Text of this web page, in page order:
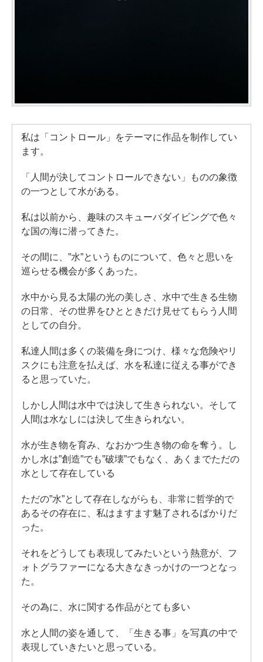
私は「コントロール」をテーマに作品を制作してい
ます。
「人間が決してコントロールできない」ものの象徴
の一つとして水がある。
私は以前から、趣味のスキューバダイビングで色々
な国の海に潜ってきた。
その間に、”水”というものについて、色々と思いを
巡らせる機会が多くあった。
水中から見る太陽の光の美しさ、水中で生きる生物
の日常、その世界をひとときだけ見せてもらう人間
としての自分。
私達人間は多くの装備を身につけ、様々な危険やリ
スクにも注意を払えば、水を私達に従える事ができ
ると思っていた。
しかし人間は水中では決して生きられない。そして
人間は水なしには決して生きられない。
水が生き物を育み、なおかつ生き物の命を奪う。し
かし水は”創造”でも”破壊”でもなく、あくまでただの
水として存在している
ただの”水”として存在しながらも、非常に哲学的で
あるその存在に、私はますます魅了されるばかりだ
った。
それをどうしても表現してみたいという熱意が、フ
ォトグラファーになる大きなきっかけの一つとなっ
た。
その為に、水に関する作品がとても多い
水と人間の姿を通して、「生きる事」を写真の中で
表現していきたいと思っている。